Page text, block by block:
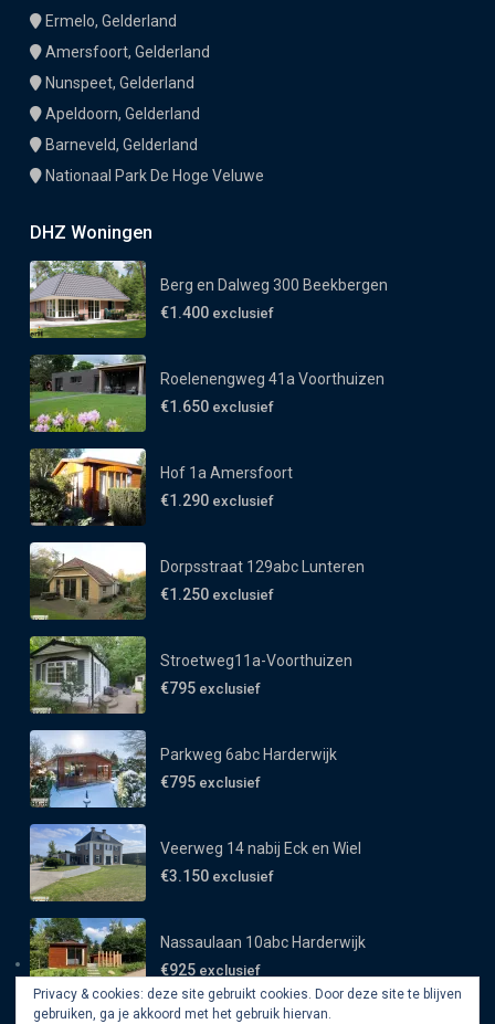
Ermelo, Gelderland
Amersfoort, Gelderland
Nunspeet, Gelderland
Apeldoorn, Gelderland
Barneveld, Gelderland
Nationaal Park De Hoge Veluwe
DHZ Woningen
Berg en Dalweg 300 Beekbergen
€1.400 exclusief
Roelenengweg 41a Voorthuizen
€1.650 exclusief
Hof 1a Amersfoort
€1.290 exclusief
Dorpsstraat 129abc Lunteren
€1.250 exclusief
Stroetweg11a-Voorthuizen
€795 exclusief
Parkweg 6abc Harderwijk
€795 exclusief
Veerweg 14 nabij Eck en Wiel
€3.150 exclusief
Nassaulaan 10abc Harderwijk
€925 exclusief
Privacy & cookies: deze site gebruikt cookies. Door deze site te blijven
gebruiken, ga je akkoord met het gebruik hiervan.